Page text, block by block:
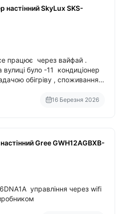
настінний SkyLux SKS-
працює через вайфай .
було -11 кондиціонер
обігріву , споживання
16 Березня 2026
Gree GWH12AGBXB-
управління через wifi